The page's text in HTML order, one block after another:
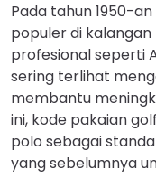
Pada tahun 1950-
populer di
profesional seperti
sering terlihat
membantu
ini, kode pakaian
polo sebagai
yang sebelumnya